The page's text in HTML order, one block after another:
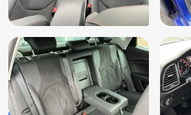
Multimedia-voorbereiding
Multimedia systeem
Navigatie
Navigatiesysteem full map
Panoramadak
Parkeersensor achter